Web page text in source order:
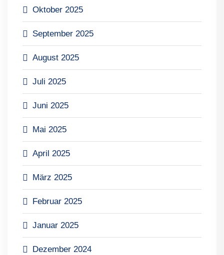
Oktober 2025
September 2025
August 2025
Juli 2025
Juni 2025
Mai 2025
April 2025
März 2025
Februar 2025
Januar 2025
Dezember 2024